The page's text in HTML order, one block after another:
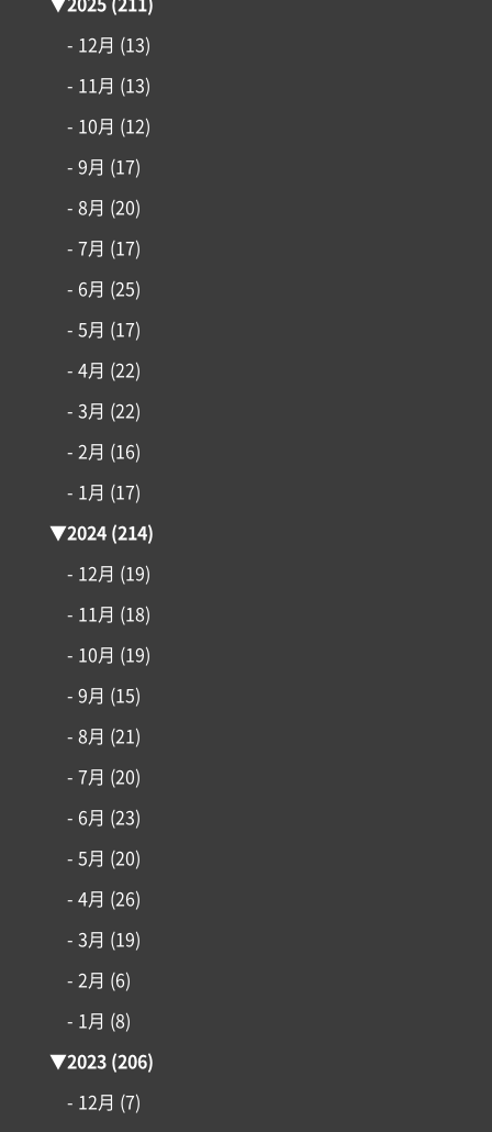
コンセプト
施工事例
アイフルホームについて
リフォーム・リノベーション
土地情報
インフォメーション
▼2025(211)
- 12月 (13)
- 11月 (13)
- 10月 (12)
- 9月 (17)
- 8月 (20)
- 7月 (17)
- 6月 (25)
- 5月 (17)
- 4月 (22)
- 3月 (22)
- 2月 (16)
- 1月 (17)
▼2024(214)
- 12月 (19)
- 11月 (18)
- 10月 (19)
- 9月 (15)
- 8月 (21)
- 7月 (20)
- 6月 (23)
- 5月 (20)
- 4月 (26)
- 3月 (19)
- 2月 (6)
- 1月 (8)
▼2023(206)
- 12月 (7)